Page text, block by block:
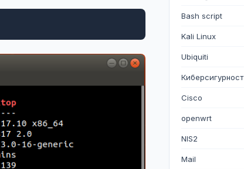
Bash script
Kali Linux
Ubiquiti
Киберсигурност
Cisco
openwrt
NIS2
Mail